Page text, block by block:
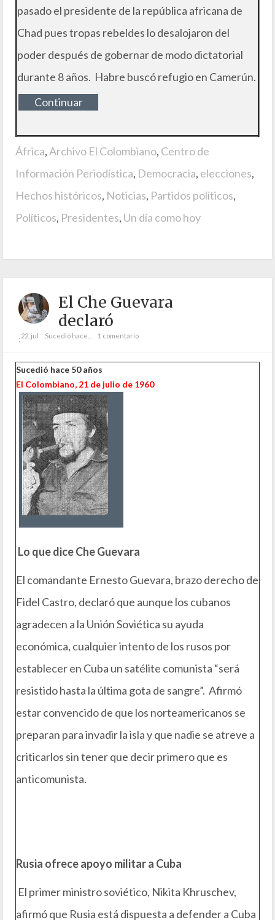
pasado el presidente de la república africana de
Chad pues tropas rebeldes lo desalojaron del
poder después de gobernar de modo dictatorial
durante 8 años. Habre buscó refugio en Camerún.
Continuar
África,Archivo El Colombiano, Centro de
Información Periodística, Democracia, elecciones,
Hechos históricos, Noticias, Partidos políticos,
Políticos, Presidentes, Un día como hoy
El Che Guevara
declaró
;22. jul Sucedió hace... 1 comentario
Sucedió hace 50 años
El Colombiano, 21 de julio de 1960
Lo que dice Che Guevara
El comandante Ernesto Guevara, brazo derecho de
Fidel Castro, declaró que aunque los cubanos
agradecen a la Unión Soviética su ayuda
económica, cualquier intento de los rusos por
establecer en Cuba un satélite comunista “será
resistido hasta la última gota de sangre”. Afirmó
estar convencido de que los norteamericanos se
preparan para invadir la isla y que nadie se atreve a
criticarlos sin tener que decir primero que es
anticomunista.
Rusia ofrece apoyo militar a Cuba
El primer ministro soviético, Nikita Khruschev,
afirmó que Rusia está dispuesta a defender a Cuba